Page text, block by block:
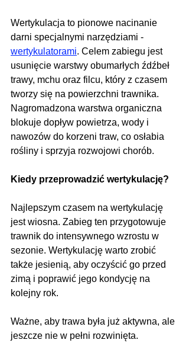
Wertykulacja to pionowe nacinanie
darni specjalnymi narzędziami -
wertykulatorami. Celem zabiegu jest
usunięcie warstwy obumarłych źdźbeł
trawy, mchu oraz filcu, który z czasem
tworzy się na powierzchni trawnika.
Nagromadzona warstwa organiczna
blokuje dopływ powietrza, wody i
nawozów do korzeni traw, co osłabia
rośliny i sprzyja rozwojowi chorób.
Kiedy przeprowadzić wertykulację?
Najlepszym czasem na wertykulację
jest wiosna. Zabieg ten przygotowuje
trawnik do intensywnego wzrostu w
sezonie. Wertykulację warto zrobić
także jesienią, aby oczyścić go przed
zimą i poprawić jego kondycję na
kolejny rok.
Ważne, aby trawa była już aktywna, ale
jeszcze nie w pełni rozwinięta.